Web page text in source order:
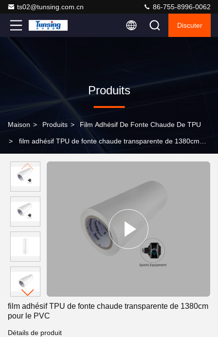
ts02@tunsing.com.cn 86-755-8996-0062
Discuter
Produits
Maison > Produits > Film Adhésif De Fonte Chaude De TPU
> film adhésif TPU de fonte chaude transparente de 1380cm
film adhésif TPU de fonte chaude transparente de 1380cm
pour le PVC
Détails de produit